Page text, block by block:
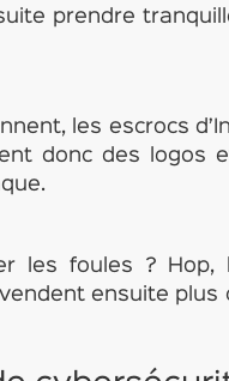
prendre
les escrocs
donc des logos
les foules ? Hop,
ensuite plus